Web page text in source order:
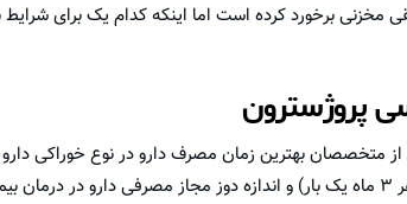
مخزنی برخورد کرده است اما اینکه کدام یک برای
پروژسترون